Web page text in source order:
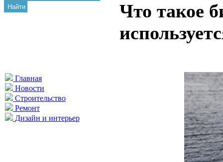
Найти
Главная
Новости
Строительство
Ремонт
Дизайн и интерьер
Что такое